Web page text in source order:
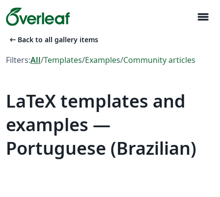
menu
arrow_left_alt Back to all gallery items
Filters:All/Templates/Examples/Community articles
LaTeX templates and
examples —
Portuguese (Brazilian)